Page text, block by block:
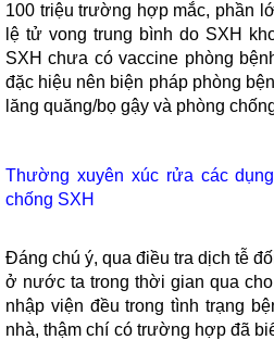
100 triệu trường hợp mắc, phần
lệ tử vong trung bình do SXH
SXH chưa có vaccine phòng
đặc hiệu nên biện pháp phòng
lăng quăng/bọ gậy và phòng
Thường xuyên xúc rửa các
chống SXH
Đáng chú ý, qua điều tra dịch tễ
ở nước ta trong thời gian qua
nhập viện đều trong tình trạng
nhà, thậm chí có trường hợp đã